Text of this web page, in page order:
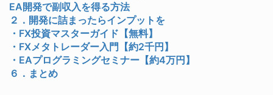
EA開発で副収入を得る方法
２．開発に詰まったらインプットを
・FX投資マスターガイド【無料】
・FXメタトレーダー入門【約2千円】
・EAプログラミングセミナー【約4万円】
６．まとめ